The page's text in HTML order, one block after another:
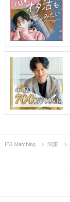
IBJ Matching 関東